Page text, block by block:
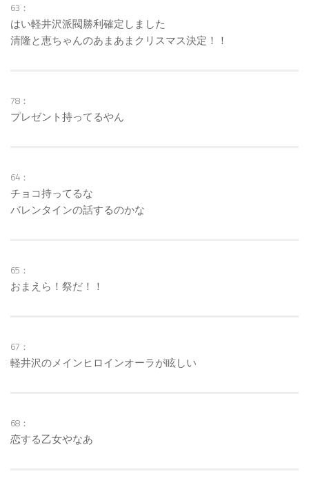
63：
はい軽井沢派閥勝利確定しました
清隆と恵ちゃんのあまあまクリスマス決定！！
78：
プレゼント持ってるやん
64：
チョコ持ってるな
バレンタインの話するのかな
65：
おまえら！祭だ！！
67：
軽井沢のメインヒロインオーラが眩しい
68：
恋する乙女やなあ